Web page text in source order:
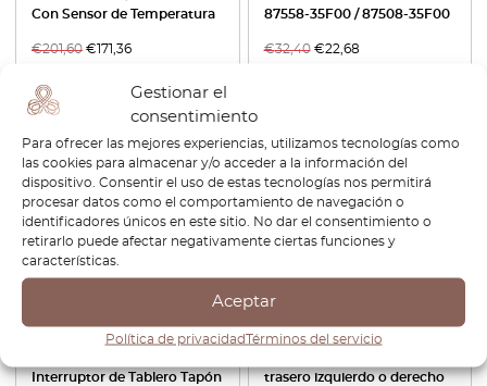
Gestionar el
consentimiento
Para ofrecer las mejores experiencias, utilizamos tecnologías como
las cookies para almacenar y/o acceder a la información del
dispositivo. Consentir el uso de estas tecnologías nos permitirá
procesar datos como el comportamiento de navegación o
identificadores únicos en este sitio. No dar el consentimiento o
retirarlo puede afectar negativamente ciertas funciones y
características.
Aceptar
Política de privacidadTérminos del servicio
Con Sensor de Temperatura
€201,60 €171,36
Ver producto
87558-35F00 / 87508-35F00
€32,40 €22,68
-30%
Nissan Skyline Silvia S13 S14
Interruptor de Tablero Tapón
-30%
Nissan SX S13 240 SX Funda
trasero izquierdo o derecho